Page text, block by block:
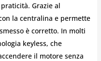
Grazie al
la centralina e permette
è corretto. In molti
keyless, che
il motore senza